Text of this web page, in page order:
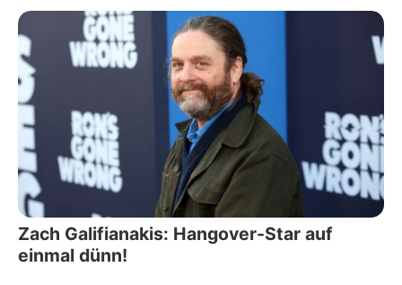
Zach Galifianakis: Hangover-Star auf
einmal dünn!